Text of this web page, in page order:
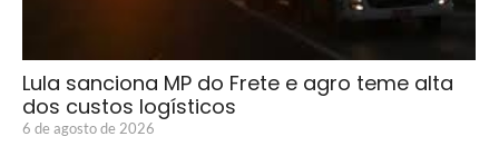
Lula sanciona MP do Frete e agro teme alta
dos custos logísticos
6 de agosto de 2026